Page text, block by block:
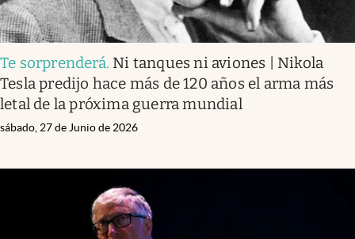
Te sorprenderá. Ni tanques ni aviones | Nikola
Tesla predijo hace más de 120 años el arma más
letal de la próxima guerra mundial
sábado, 27 de Junio de 2026